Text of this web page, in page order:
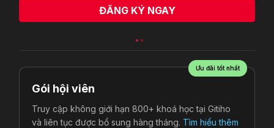
ĐĂNG KÝ NGAY
Ưu đãi tốt nhất
Gói hội viên
Truy cập không giới hạn 800+ khoá học tại Gitiho
và liên tục được bổ sung hàng tháng. Tìm hiểu thêm